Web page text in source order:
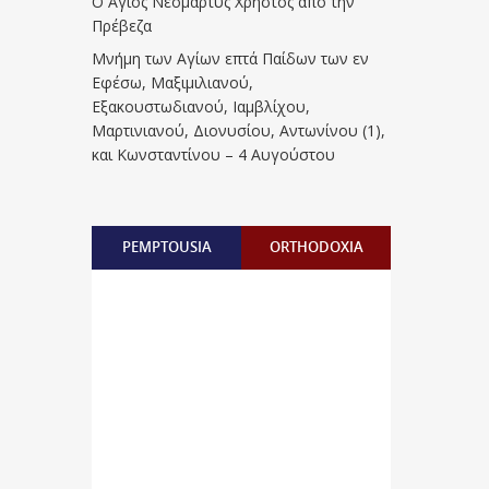
Πρέβεζα
Μνήμη των Aγίων επτά Παίδων των εν
Eφέσω, Mαξιμιλιανού,
Eξακουστωδιανού, Iαμβλίχου,
Mαρτινιανού, Διονυσίου, Aντωνίνου (1),
και Kωνσταντίνου – 4 Αυγούστου
PEMPTOUSIA ORTHODOXIA